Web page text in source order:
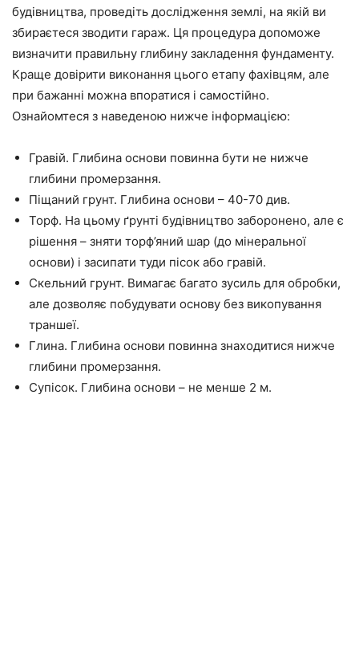
будівництва, проведіть дослідження землі, на якій ви
збираєтеся зводити гараж. Ця процедура допоможе
визначити правильну глибину закладення фундаменту.
Краще довірити виконання цього етапу фахівцям, але
при бажанні можна впоратися і самостійно.
Ознайомтеся з наведеною нижче інформацією:
Гравій. Глибина основи повинна бути не нижче
глибини промерзання.
Піщаний грунт. Глибина основи – 40-70 див.
Торф. На цьому ґрунті будівництво заборонено, але є
рішення – зняти торф’яний шар (до мінеральної
основи) і засипати туди пісок або гравій.
Скельний грунт. Вимагає багато зусиль для обробки,
але дозволяє побудувати основу без викопування
траншеї.
Глина. Глибина основи повинна знаходитися нижче
глибини промерзання.
Супісок. Глибина основи – не менше 2 м.